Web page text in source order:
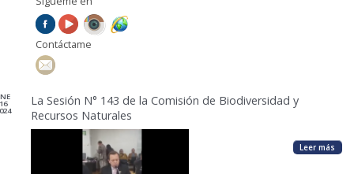
Contáctame
16
La Sesión N° 143 de la Comisión de Biodiversidad y
Recursos Naturales
Leer más